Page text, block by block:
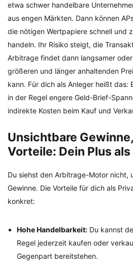
etwa schwer handelbare
aus engen Märkten. Dann können
die nötigen Wertpapiere schnell und
handeln. Ihr Risiko steigt, die
Arbitrage findet dann langsamer
größeren und länger anhaltenden
kann. Für dich als Anleger heißt das:
in der Regel engere Geld-Brief-
indirekte Kosten beim Kauf und
Unsichtbare
Vorteile: Dein Plus
Du siehst den Arbitrage-Motor nicht,
Gewinne. Die Vorteile für dich als
konkret:
Hohe Handelbarkeit: Du kannst
Regel jederzeit kaufen oder
Gegenpart bereitstehen.